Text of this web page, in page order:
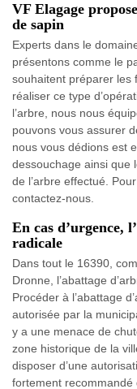
VF Elagage
de sapin
Experts dans le
présentons comme le
souhaitent préparer les
réaliser ce type
l’arbre, nous nous
pouvons vous assurer
nous vous dédions est
dessouchage ainsi que
de l’arbre effectué.
contactez-nous.
En cas d’urgence,
radicale
Dans tout le 16390,
Dronne, l’abattage
Procéder à l’abattage
autorisée par la
y a une menace de
zone historique de la
disposer d’une
fortement